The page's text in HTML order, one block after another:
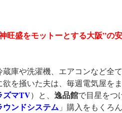
旺盛をモットーとする大阪”の
庫や洗濯機、エアコンなど全
を掻いた夫は、毎週電気屋を
ズマTV）と、 逸品館で目星をつ
ウンドシステム 」購入をもくろ